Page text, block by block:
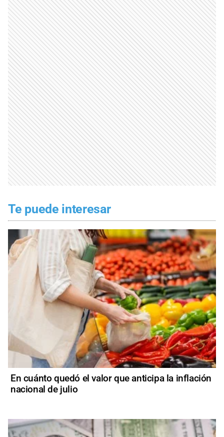
Te puede interesar
En cuánto quedó el valor que anticipa la inflación
nacional de julio